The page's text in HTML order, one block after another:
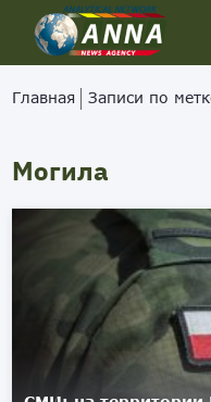
Главная Записи по
Могила